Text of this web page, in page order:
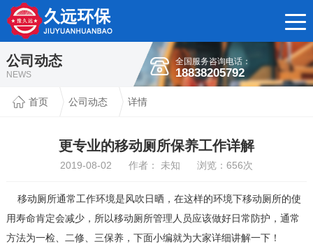
公司动态
NEWS
全国服务咨询电话：
18838205792
首页 公司动态 详情
更专业的移动厕所保养工作详解
2019-08-02 作者： 未知 浏览： 656次
移动厕所通常工作环境是风吹日晒，在这样的环境下移动厕所的使
用寿命肯定会减少，所以移动厕所管理人员应该做好日常防护，通常
方法为一检、二修、三保养，下面小编就为大家详细讲解一下！